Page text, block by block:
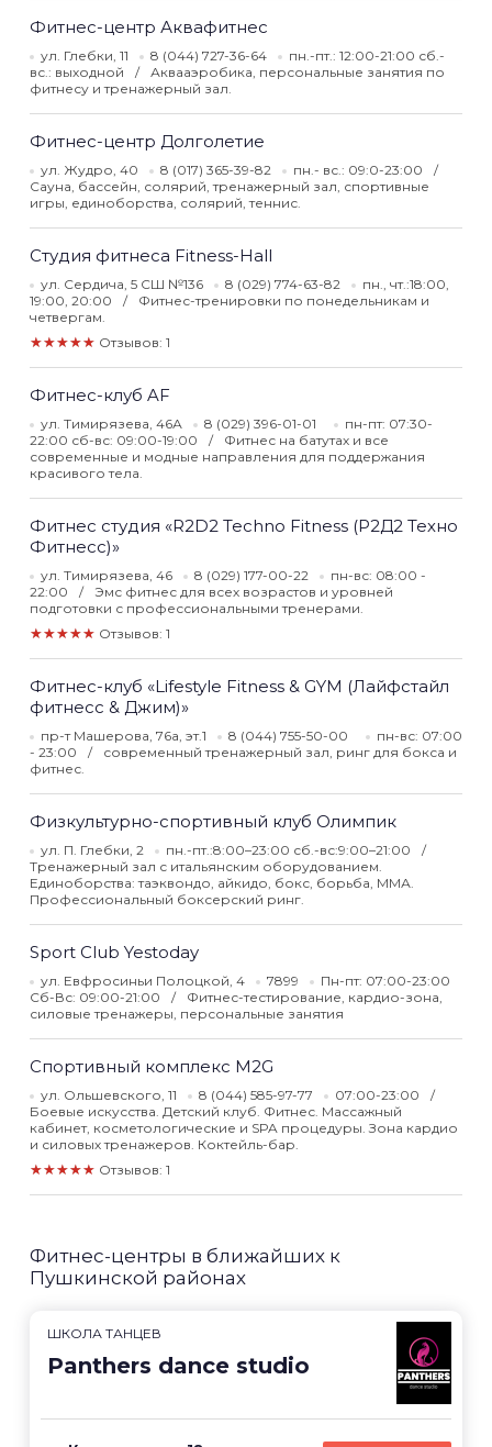
Фитнес-центр Аквафитнес
ул. Глебки, 11 8 (044) 727-36-64
пн.-пт.: 12:00-21:00 сб.-
вс.: выходной
Аквааэробика, персональные занятия по
фитнесу и тренажерный зал.
Фитнес-центр Долголетие
ул. Жудро, 40 8 (017) 365-39-82
пн.- вс.: 09:0-23:00
Сауна, бассейн, солярий, тренажерный зал, спортивные
игры, единоборства, солярий, теннис.
Студия фитнеса Fitness-Hall
ул. Сердича, 5 СШ №136 8 (029) 774-63-82
пн., чт.:18:00,
19:00, 20:00
Фитнес-тренировки по понедельникам и
четвергам.
★★★★★ Отзывов: 1
Фитнес-клуб AF
ул. Тимирязева, 46А 8 (029) 396-01-01
пн-пт: 07:30-
22:00 сб-вс: 09:00-19:00
Фитнес на батутах и все
современные и модные направления для поддержания
красивого тела.
Фитнес студия «R2D2 Techno Fitness (Р2Д2 Техно
Фитнесс)»
ул. Тимирязева, 46 8 (029) 177-00-22
пн-вс: 08:00 -
22:00
Эмс фитнес для всех возрастов и уровней
подготовки с профессиональными тренерами.
★★★★★ Отзывов: 1
Фитнес-клуб «Lifestyle Fitness & GYM (Лайфстайл
фитнесс & Джим)»
пр-т Машерова, 76а, эт.1 8 (044) 755-50-00
пн-вс: 07:00
- 23:00
современный тренажерный зал, ринг для бокса и
фитнес.
Физкультурно-спортивный клуб Олимпик
ул. П. Глебки, 2
пн.-пт.:8:00–23:00 сб.-вс:9:00–21:00
Тренажерный зал с итальянским оборудованием.
Единоборства: таэквондо, айкидо, бокс, борьба, ММА.
Профессиональный боксерский ринг.
Sport Club Yestoday
ул. Евфросиньи Полоцкой, 4 7899
Пн-пт: 07:00-23:00
Сб-Вс: 09:00-21:00
Фитнес-тестирование, кардио-зона,
силовые тренажеры, персональные занятия
Спортивный комплекс M2G
ул. Ольшевского, 11 8 (044) 585-97-77
07:00-23:00
Боевые искусства. Детский клуб. Фитнес. Массажный
кабинет, косметологические и SPA процедуры. Зона кардио
и силовых тренажеров. Коктейль-бар.
★★★★★ Отзывов: 1
Фитнес-центры в ближайших к
Пушкинской районах
ШКОЛА ТАНЦЕВ
Panthers dance studio